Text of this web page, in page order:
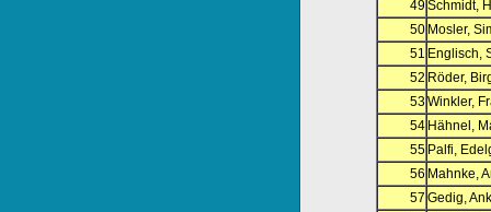
49Schmidt,
50 Mosler,
51 Englisch,
52 Röder,
53Winkler,
54 Hähnel,
55 Palfi,
56 Mahnke,
57 Gedig,